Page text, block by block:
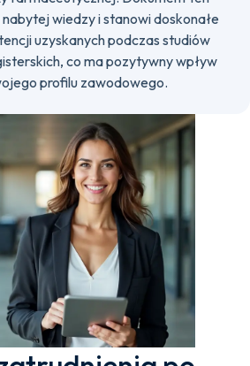
wiedzy i stanowi doskonałe
uzyskanych podczas studiów
co ma pozytywny wpływ
profilu zawodowego.